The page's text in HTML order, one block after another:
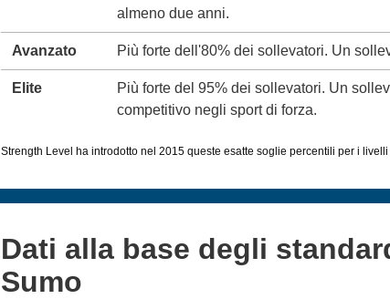
almeno due anni.
Avanzato Più forte dell'80% dei sollevatori. Un
Elite
Più forte del 95% dei sollevatori. Un
competitivo negli sport di forza.
Strength Level ha introdotto nel 2015 queste esatte soglie percentili per i
Dati alla base degli
Sumo